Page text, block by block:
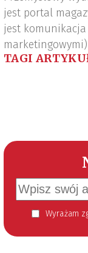
jest portal
jest
marketingowymi)
TAGI
Wyrażam zgodę na otrzymywanie informacji handlowej kierowanej do mnie za pomocą środków komunikacji